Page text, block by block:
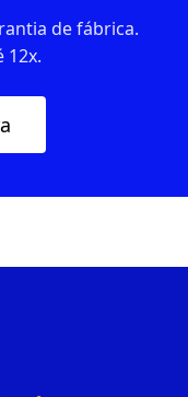
de fábrica.
12x.